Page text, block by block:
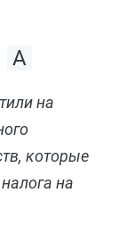
на
которые
на